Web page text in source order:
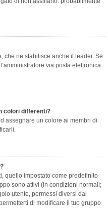
che ne stabilisce anche il leader. Se
via posta elettronica
colori differenti?
assegnare un colore ai membri di
quello impostato come predefinito
sono attivi (in condizioni normali;
utente, permessi diversi dal
di modificare il tuo gruppo